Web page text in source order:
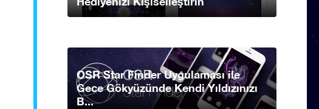
OSR Star Finder Uygulaması ile
Gece Gökyüzünde Kendi Yıldızınızı
B...